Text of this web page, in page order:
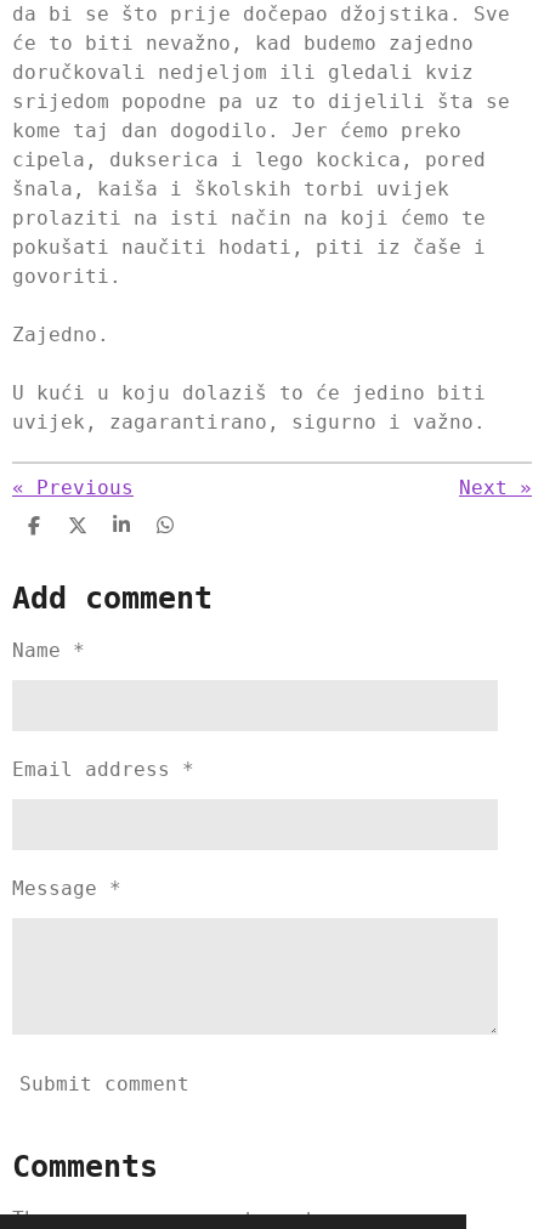
da bi se što prije dočepao džojstika. Sve
će to biti nevažno, kad budemo zajedno
doručkovali nedjeljom ili gledali kviz
srijedom popodne pa uz to dijelili šta se
kome taj dan dogodilo. Jer ćemo preko
cipela, dukserica i lego kockica, pored
šnala, kaiša i školskih torbi uvijek
prolaziti na isti način na koji ćemo te
pokušati naučiti hodati, piti iz čaše i
govoriti.
Zajedno.
U kući u koju dolaziš to će jedino biti
uvijek, zagarantirano, sigurno i važno.
« Previous Next »
S
r
e
S
S
r
e
S
r
e
Add comment
Name *
Email address *
Message *
Submit comment
Comments
There are no comments yet.